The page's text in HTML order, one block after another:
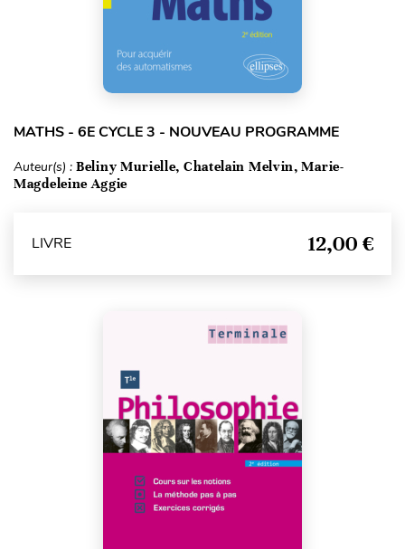
MATHS - 6E CYCLE 3 - NOUVEAU PROGRAMME
Auteur(s) : Beliny Murielle, Chatelain Melvin, Marie-
Magdeleine Aggie
LIVRE 12,00 €